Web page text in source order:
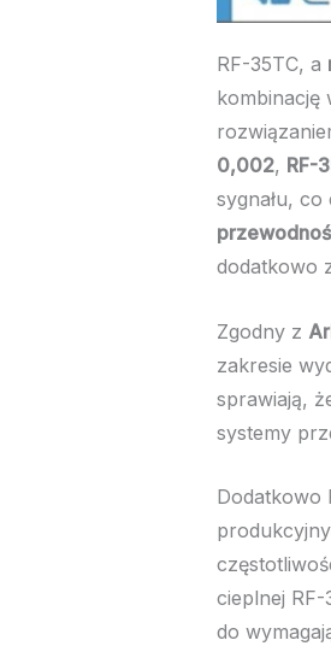
RF-35TC, a
kombinację
0,002, RF-
sygnału,
dodatkowo
Zgodny z
zakresie
sprawiają,
systemy
Dodatkowo
cieplnej RF-
do